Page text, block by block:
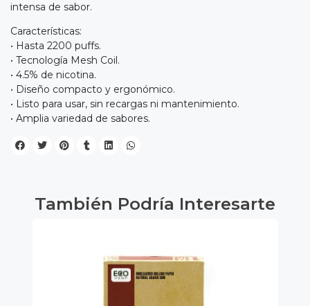
intensa de sabor.
Características:
• Hasta 2200 puffs.
• Tecnología Mesh Coil.
• 4.5% de nicotina.
• Diseño compacto y ergonómico.
• Listo para usar, sin recargas ni mantenimiento.
• Amplia variedad de sabores.
También Podría Interesarte